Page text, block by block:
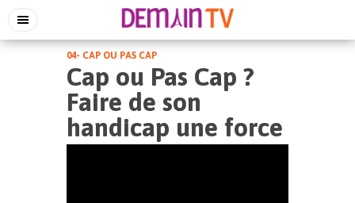
04- CAP OU PAS CAP
Cap ou Pas Cap ?
Faire de son
handicap une force